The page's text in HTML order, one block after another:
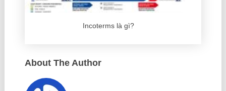
Incoterms là gì?
About The Author